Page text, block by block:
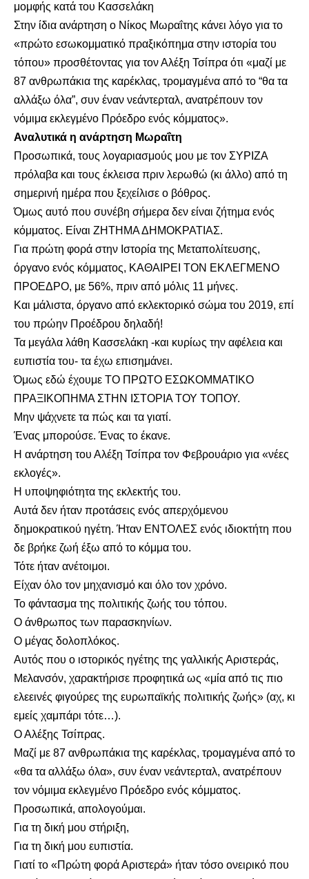
μομφής κατά του Κασσελάκη
Στην ίδια ανάρτηση ο Νίκος Μωραΐτης κάνει λόγο για το
«πρώτο εσωκομματικό πραξικόπημα στην ιστορία του
τόπου» προσθέτοντας για τον Αλέξη Τσίπρα ότι «μαζί με
87 ανθρωπάκια της καρέκλας, τρομαγμένα από το “θα τα
αλλάξω όλα”, συν έναν νεάντερταλ, ανατρέπουν τον
νόμιμα εκλεγμένο Πρόεδρο ενός κόμματος».
Αναλυτικά η ανάρτηση Μωραΐτη
Προσωπικά, τους λογαριασμούς μου με τον ΣΥΡΙΖΑ
πρόλαβα και τους έκλεισα πριν λερωθώ (κι άλλο) από τη
σημερινή ημέρα που ξεχείλισε ο βόθρος.
Όμως αυτό που συνέβη σήμερα δεν είναι ζήτημα ενός
κόμματος. Είναι ΖΗΤΗΜΑ ΔΗΜΟΚΡΑΤΙΑΣ.
Για πρώτη φορά στην Ιστορία της Μεταπολίτευσης,
όργανο ενός κόμματος, ΚΑΘΑΙΡΕΙ ΤΟΝ ΕΚΛΕΓΜΕΝΟ
ΠΡΟΕΔΡΟ, με 56%, πριν από μόλις 11 μήνες.
Και μάλιστα, όργανο από εκλεκτορικό σώμα του 2019, επί
του πρώην Προέδρου δηλαδή!
Τα μεγάλα λάθη Κασσελάκη -και κυρίως την αφέλεια και
ευπιστία του- τα έχω επισημάνει.
Όμως εδώ έχουμε ΤΟ ΠΡΩΤΟ ΕΣΩΚΟΜΜΑΤΙΚΟ
ΠΡΑΞΙΚΟΠΗΜΑ ΣΤΗΝ ΙΣΤΟΡΙΑ ΤΟΥ ΤΟΠΟΥ.
Μην ψάχνετε τα πώς και τα γιατί.
Ένας μπορούσε. Ένας το έκανε.
Η ανάρτηση του Αλέξη Τσίπρα τον Φεβρουάριο για «νέες
εκλογές».
Η υποψηφιότητα της εκλεκτής του.
Αυτά δεν ήταν προτάσεις ενός απερχόμενου
δημοκρατικού ηγέτη. Ήταν ΕΝΤΟΛΕΣ ενός ιδιοκτήτη που
δε βρήκε ζωή έξω από το κόμμα του.
Τότε ήταν ανέτοιμοι.
Είχαν όλο τον μηχανισμό και όλο τον χρόνο.
Το φάντασμα της πολιτικής ζωής του τόπου.
Ο άνθρωπος των παρασκηνίων.
Ο μέγας δολοπλόκος.
Αυτός που ο ιστορικός ηγέτης της γαλλικής Αριστεράς,
Μελανσόν, χαρακτήρισε προφητικά ως «μία από τις πιο
ελεεινές φιγούρες της ευρωπαϊκής πολιτικής ζωής» (αχ, κι
εμείς χαμπάρι τότε…).
Ο Αλέξης Τσίπρας.
Μαζί με 87 ανθρωπάκια της καρέκλας, τρομαγμένα από το
«θα τα αλλάξω όλα», συν έναν νεάντερταλ, ανατρέπουν
τον νόμιμα εκλεγμένο Πρόεδρο ενός κόμματος.
Προσωπικά, απολογούμαι.
Για τη δική μου στήριξη,
Για τη δική μου ευπιστία.
Γιατί το «Πρώτη φορά Αριστερά» ήταν τόσο ονειρικό που